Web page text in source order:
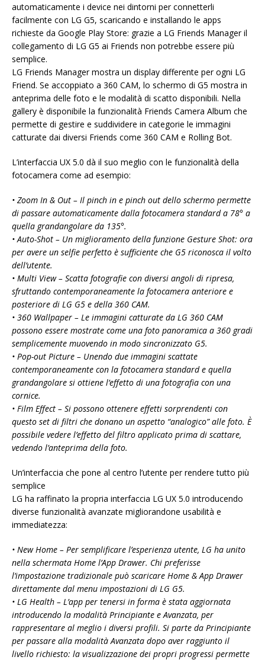
automaticamente i device nei dintorni per connetterli
facilmente con LG G5, scaricando e installando le apps
richieste da Google Play Store: grazie a LG Friends Manager il
collegamento di LG G5 ai Friends non potrebbe essere più
semplice.
LG Friends Manager mostra un display differente per ogni LG
Friend. Se accoppiato a 360 CAM, lo schermo di G5 mostra in
anteprima delle foto e le modalità di scatto disponibili. Nella
gallery è disponibile la funzionalità Friends Camera Album che
permette di gestire e suddividere in categorie le immagini
catturate dai diversi Friends come 360 CAM e Rolling Bot.
L’interfaccia UX 5.0 dà il suo meglio con le funzionalità della
fotocamera come ad esempio:
• Zoom In & Out – Il pinch in e pinch out dello schermo permette
di passare automaticamente dalla fotocamera standard a 78° a
quella grandangolare da 135°.
• Auto-Shot – Un miglioramento della funzione Gesture Shot: ora
per avere un selfie perfetto è sufficiente che G5 riconosca il volto
dell’utente.
• Multi View – Scatta fotografie con diversi angoli di ripresa,
sfruttando contemporaneamente la fotocamera anteriore e
posteriore di LG G5 e della 360 CAM.
• 360 Wallpaper – Le immagini catturate da LG 360 CAM
possono essere mostrate come una foto panoramica a 360 gradi
semplicemente muovendo in modo sincronizzato G5.
• Pop-out Picture – Unendo due immagini scattate
contemporaneamente con la fotocamera standard e quella
grandangolare si ottiene l’effetto di una fotografia con una
cornice.
• Film Effect – Si possono ottenere effetti sorprendenti con
questo set di filtri che donano un aspetto “analogico” alle foto. È
possibile vedere l’effetto del filtro applicato prima di scattare,
vedendo l’anteprima della foto.
Un’interfaccia che pone al centro l’utente per rendere tutto più
semplice
LG ha raffinato la propria interfaccia LG UX 5.0 introducendo
diverse funzionalità avanzate migliorandone usabilità e
immediatezza:
• New Home – Per semplificare l’esperienza utente, LG ha unito
nella schermata Home l’App Drawer. Chi preferisse
l’impostazione tradizionale può scaricare Home & App Drawer
direttamente dal menu impostazioni di LG G5.
• LG Health – L’app per tenersi in forma è stata aggiornata
introducendo la modalità Principiante e Avanzata, per
rappresentare al meglio i diversi profili. Si parte da Principiante
per passare alla modalità Avanzata dopo aver raggiunto il
livello richiesto: la visualizzazione dei propri progressi permette